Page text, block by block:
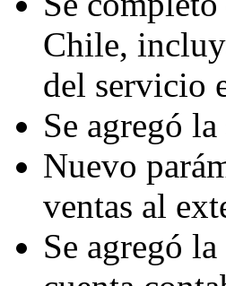
Chile,
del servicio
Se agregó
Nuevo
ventas al
Se agregó